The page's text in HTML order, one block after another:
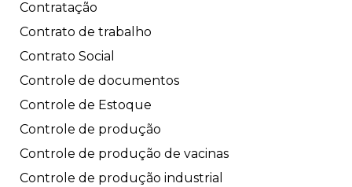
Contratação
Contrato de trabalho
Contrato Social
Controle de documentos
Controle de Estoque
Controle de produção
Controle de produção de vacinas
Controle de produção industrial